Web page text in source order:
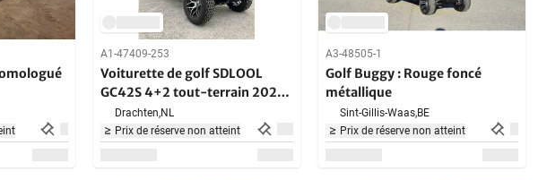
A1-47409-253
Voiturette de golf SDLOOL
GC42S 4+2 tout-terrain 2026
Voiturette rouge
Drachten,NL
Prix de réserve non atteint
A3-48505-1
Golf Buggy : Rouge foncé
métallique
Sint-Gillis-Waas,BE
Prix de réserve non atteint